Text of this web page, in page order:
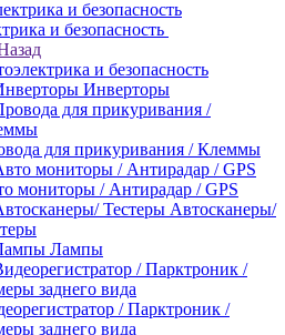
и безопасность
и безопасность
Инверторы
для прикуривания / Клеммы
мониторы / Антирадар / GPS
Автосканеры/
Лампы
/ Парктроник /
заднего вида